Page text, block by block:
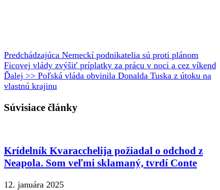
Predchádzajúca Nemeckí podnikatelia sú proti plánom
Ficovej vlády zvýšiť príplatky za prácu v noci a cez víkend
Ďalej >> Poľská vláda obvinila Donalda Tuska z útoku na
vlastnú krajinu
Súvisiace články
Krídelník Kvaracchelija požiadal o odchod z
Neapola. Som veľmi sklamaný, tvrdí Conte
12. januára 2025